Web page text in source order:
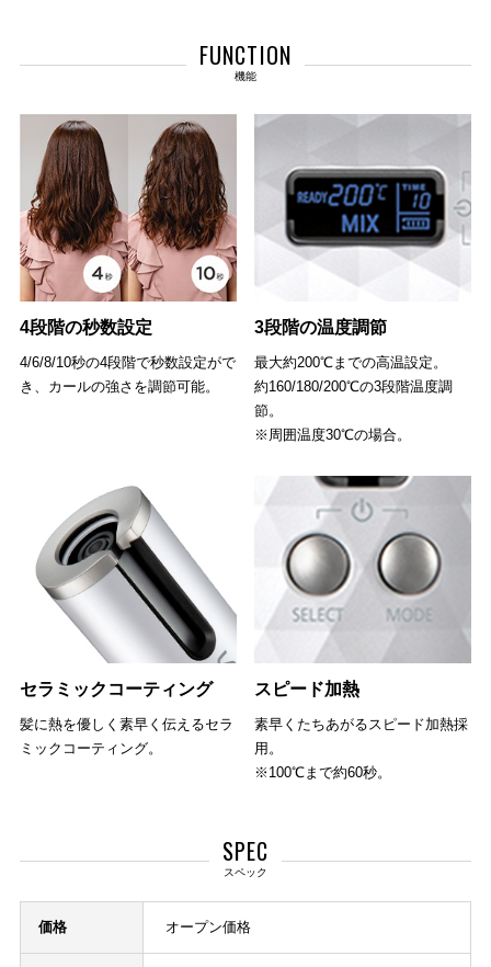
FUNCTION
機能
4段階の秒数設定
4/6/8/10秒の4段階で秒数設定がで
き、カールの強さを調節可能。
3段階の温度調節
最大約200℃までの高温設定。
約160/180/200℃の3段階温度調
節。
※周囲温度30℃の場合。
セラミックコーティング
髪に熱を優しく素早く伝えるセラ
ミックコーティング。
スピード加熱
素早くたちあがるスピード加熱採
用。
※100℃まで約60秒。
SPEC
スペック
価格 オープン価格